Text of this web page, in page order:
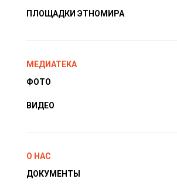
ПЛОЩАДКИ ЭТНОМИРА
МЕДИАТЕКА
ФОТО
ВИДЕО
О НАС
ДОКУМЕНТЫ